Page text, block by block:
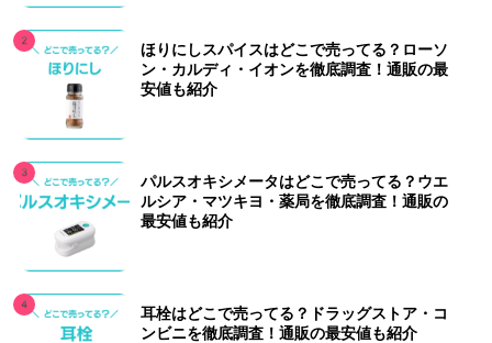
ほりにしスパイスはどこで売ってる？ローソ
ン・カルディ・イオンを徹底調査！通販の最
安値も紹介
パルスオキシメータはどこで売ってる？ウエ
ルシア・マツキヨ・薬局を徹底調査！通販の
最安値も紹介
耳栓はどこで売ってる？ドラッグストア・コ
ンビニを徹底調査！通販の最安値も紹介